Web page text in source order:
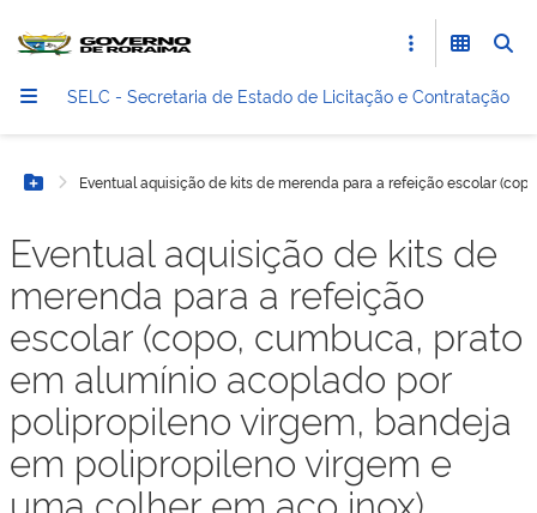
SELC - Secretaria de Estado de Licitação e Contratação
Botão Menu
Eventual aquisição de kits de merenda para a refeição escolar
Eventual aquisição de kits de
merenda para a refeição
escolar (copo, cumbuca, prato
em alumínio acoplado por
polipropileno virgem, bandeja
em polipropileno virgem e